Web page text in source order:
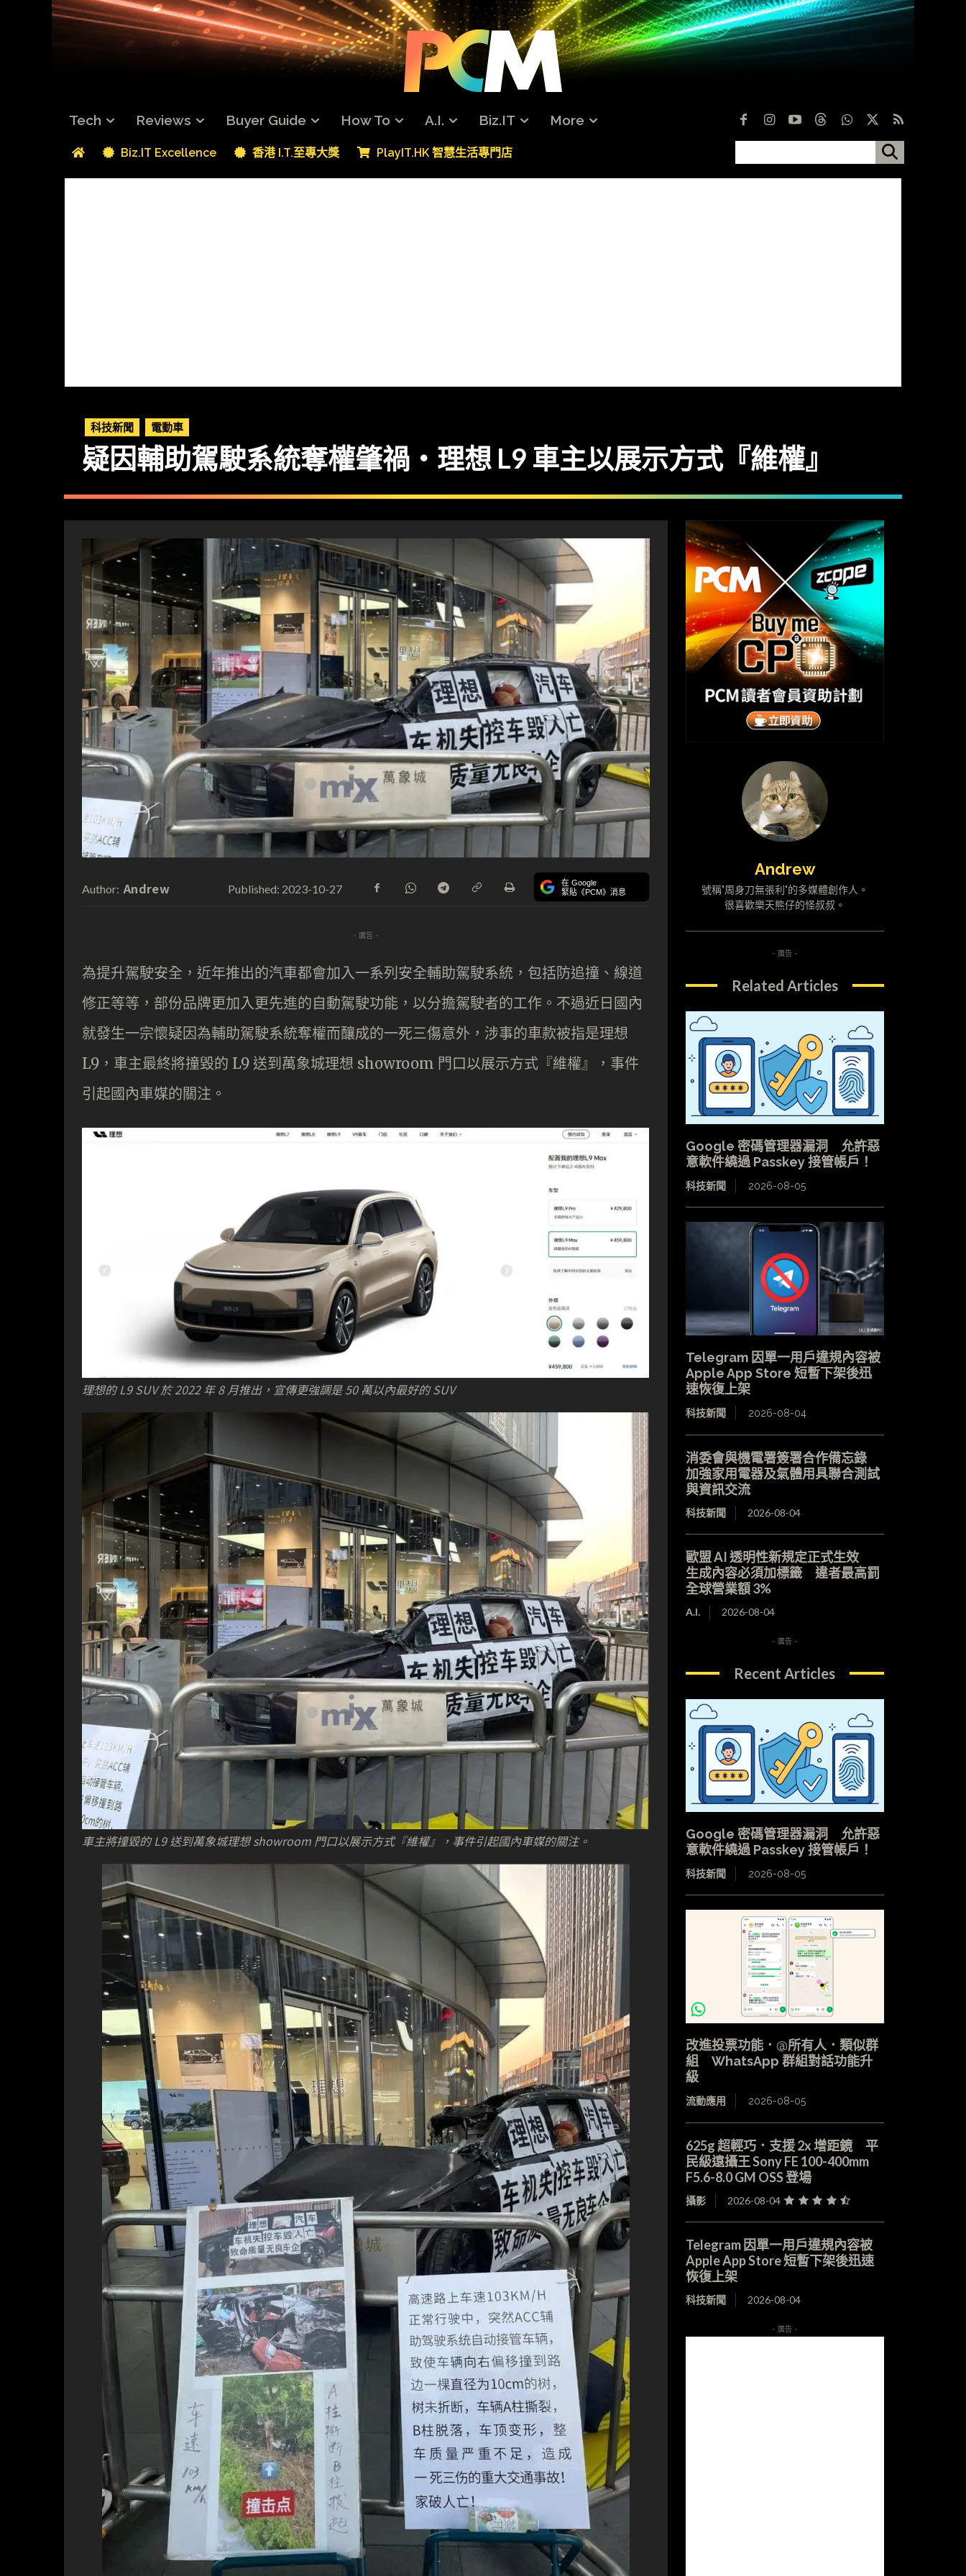
Tech Reviews Buyer Guide How To A.I. Biz.IT More
Biz.IT Excellence 香港 I.T.至專大獎 PlayIT.HK 智慧生活專門店
科技新聞 電動車
疑因輔助駕駛系統奪權肇禍・理想 L9 車主以展示方式『維權』
Author: Andrew Published: 2023-10-27 在 Google
緊貼《PCM》消息
- 廣告 -
為提升駕駛安全，近年推出的汽車都會加入一系列安全輔助駕駛系統，包括防追撞、線道
修正等等，部份品牌更加入更先進的自動駕駛功能，以分擔駕駛者的工作。不過近日國內
就發生一宗懷疑因為輔助駕駛系統奪權而釀成的一死三傷意外，涉事的車款被指是理想
L9，車主最終將撞毀的 L9 送到萬象城理想 showroom 門口以展示方式『維權』，事件
引起國內車媒的關注。
理想的 L9 SUV 於 2022 年 8 月推出，宣傳更強調是 50 萬以內最好的 SUV
車主將撞毀的 L9 送到萬象城理想 showroom 門口以展示方式『維權』，事件引起國內車媒的關注。
Andrew
號稱"周身刀無張利"的多媒體創作人。
很喜歡樂天熊仔的怪叔叔。
- 廣告 -
Related Articles
Google 密碼管理器漏洞 允許惡
意軟件繞過 Passkey 接管帳戶！
科技新聞 2026-08-05
Telegram 因單一用戶違規內容被
Apple App Store 短暫下架後迅
速恢復上架
科技新聞 2026-08-04
消委會與機電署簽署合作備忘錄
加強家用電器及氣體用具聯合測試
與資訊交流
科技新聞 2026-08-04
歐盟 AI 透明性新規定正式生效
生成內容必須加標籤 違者最高罰
全球營業額 3%
A.I. 2026-08-04
- 廣告 -
Recent Articles
Google 密碼管理器漏洞 允許惡
意軟件繞過 Passkey 接管帳戶！
科技新聞 2026-08-05
改進投票功能．@所有人．類似群
組 WhatsApp 群組對話功能升
級
流動應用 2026-08-05
625g 超輕巧．支援 2x 增距鏡 平
民級遠攝王 Sony FE 100-400mm
F5.6-8.0 GM OSS 登場
攝影 2026-08-04
Telegram 因單一用戶違規內容被
Apple App Store 短暫下架後迅速
恢復上架
科技新聞 2026-08-04
- 廣告 -